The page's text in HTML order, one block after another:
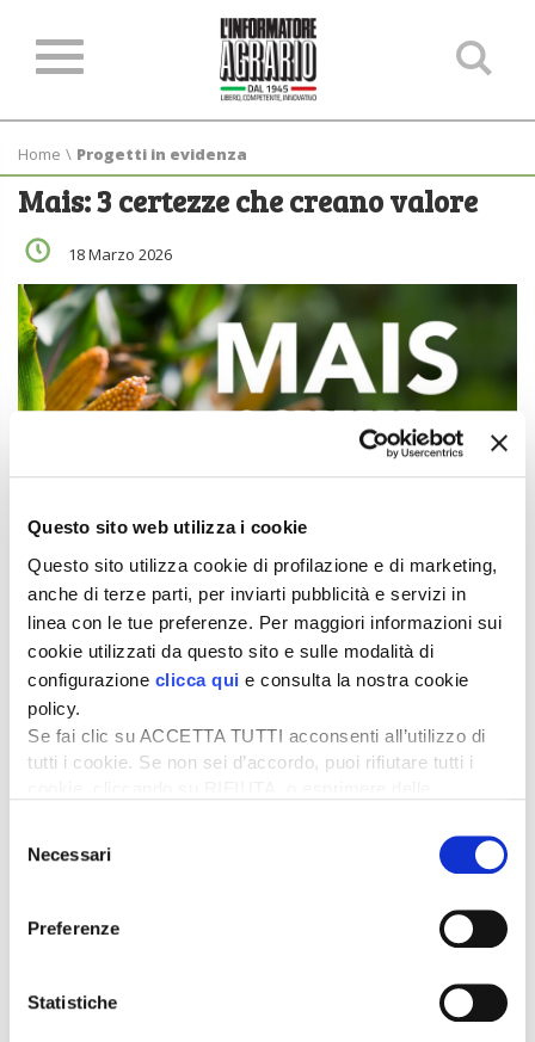
Questo sito web utilizza i cookie
Questo sito utilizza cookie di profilazione e di marketing,
anche di terze parti, per inviarti pubblicità e servizi in
linea con le tue preferenze. Per maggiori informazioni sui
cookie utilizzati da questo sito e sulle modalità di
configurazione clicca qui e consulta la nostra cookie
policy.
Se fai clic su ACCETTA TUTTI acconsenti all’utilizzo di
tutti i cookie. Se non sei d’accordo, puoi rifiutare tutti i
desideri accettare e cliccando ACCETTA SELEZIONATI.
delNecessari
Preferenze
Statistiche
Home \ Progetti in evidenza
Mais: 3 certezze che creano valore
18 Marzo 2026
La maiscoltura italiana sta affrontando un’evoluzione
senza precedenti: cambiamenti climatici sempre più
marcati, quadro normativo in evoluzione, esigenze
produttive crescenti e una pressione economica che
daPioneer
rappresentano
oggi un punto di riferimento concreto per chi vuole
sostenibili e altamente performanti.
Articoli del progetto